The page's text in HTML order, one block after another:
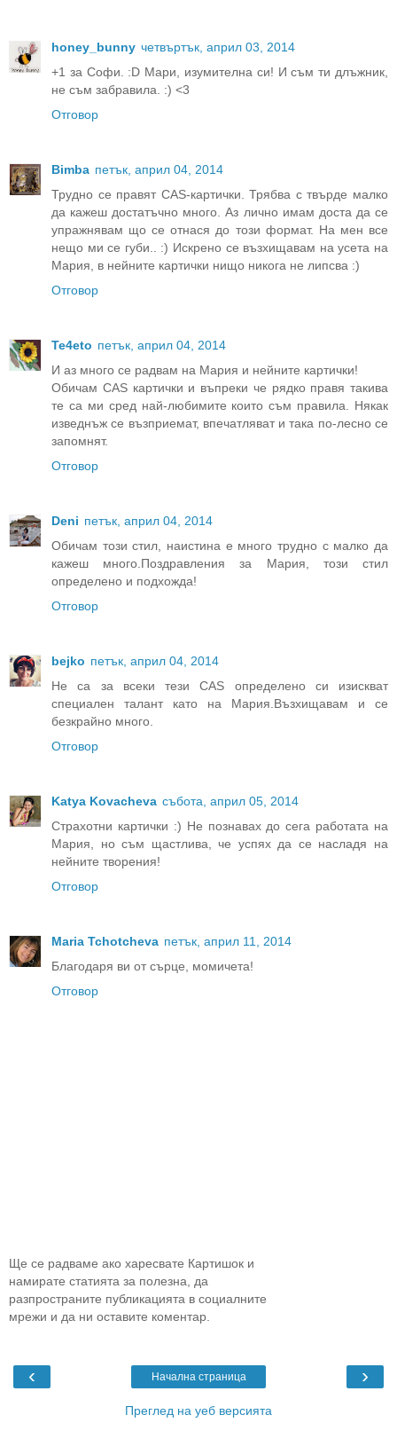
honey_bunny четвъртък, април 03, 2014
+1 за Софи. :D Мари, изумителна си! И съм ти длъжник,
не съм забравила. :) <3
Отговор
Bimba петък, април 04, 2014
Трудно се правят CAS-картички. Трябва с твърде малко
да кажеш достатъчно много. Аз лично имам доста да се
упражнявам що се отнася до този формат. На мен все
нещо ми се губи.. :) Искрено се възхищавам на усета на
Мария, в нейните картички нищо никога не липсва :)
Отговор
Te4eto петък, април 04, 2014
И аз много се радвам на Мария и нейните картички!
Обичам CAS картички и въпреки че рядко правя такива
те са ми сред най-любимите които съм правила. Някак
изведнъж се възприемат, впечатляват и така по-лесно се
запомнят.
Отговор
Deni петък, април 04, 2014
Обичам този стил, наистина е много трудно с малко да
кажеш много.Поздравления за Мария, този стил
определено и подхожда!
Отговор
bejko петък, април 04, 2014
Не са за всеки тези CAS определено си изискват
специален талант като на Мария.Възхищавам и се
безкрайно много.
Отговор
Katya Kovacheva събота, април 05, 2014
Страхотни картички :) Не познавах до сега работата на
Мария, но съм щастлива, че успях да се насладя на
нейните творения!
Отговор
Maria Tchotcheva петък, април 11, 2014
Благодаря ви от сърце, момичета!
Отговор
Ще се радваме ако харесвате Картишок и
намирате статията за полезна, да
разпространите публикацията в социалните
мрежи и да ни оставите коментар.
‹ ›
Начална страница
Преглед на уеб версията